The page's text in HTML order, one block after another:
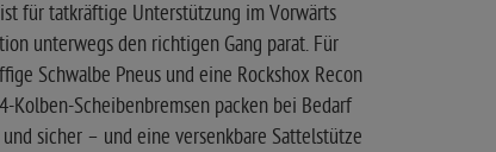
für tatkräftige Unterstützung im Vorwärts
unterwegs den richtigen Gang parat. Für
Schwalbe Pneus und eine Rockshox Recon
Scheibenbremsen packen bei Bedarf
sicher – und eine versenkbare Sattelstütze